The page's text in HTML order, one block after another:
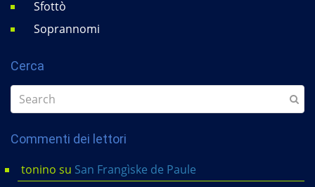
Sfottò
Soprannomi
Cerca
Commenti dei lettori
tonino su San Frangìske de Paule